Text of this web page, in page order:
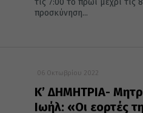
τις 7:00 το πρωί μέχρι τις
προσκύνηση...
06 Οκτωβρίου 2022
Κ’ ΔΗΜΗΤΡΙΑ-
Ιωήλ: «Οι εορτές